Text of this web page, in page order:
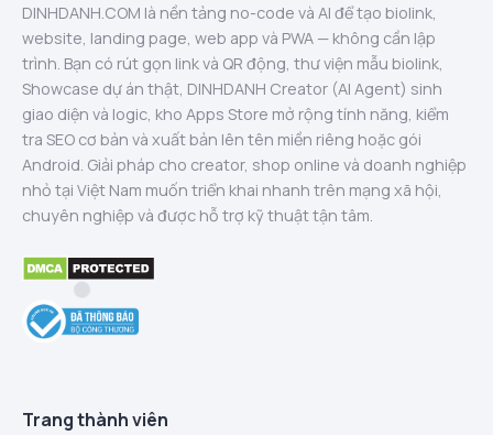
DINHDANH.COM là nền tảng no-code và AI để tạo biolink,
website, landing page, web app và PWA — không cần lập
trình. Bạn có rút gọn link và QR động, thư viện mẫu biolink,
Showcase dự án thật, DINHDANH Creator (AI Agent) sinh
giao diện và logic, kho Apps Store mở rộng tính năng, kiểm
tra SEO cơ bản và xuất bản lên tên miền riêng hoặc gói
Android. Giải pháp cho creator, shop online và doanh nghiệp
nhỏ tại Việt Nam muốn triển khai nhanh trên mạng xã hội,
chuyên nghiệp và được hỗ trợ kỹ thuật tận tâm.
Trang thành viên